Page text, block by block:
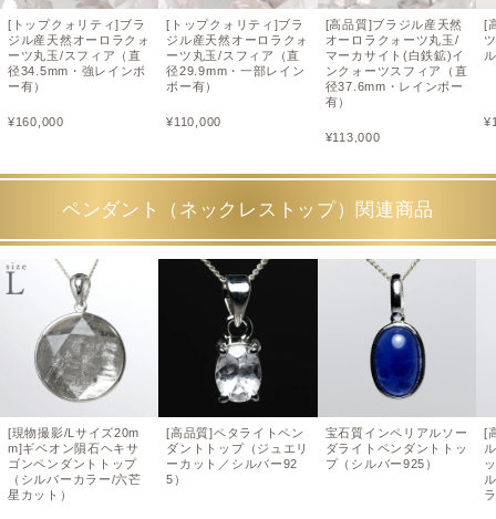
[トップクォリティ]ブラ
ジル産天然オーロラクォ
ーツ丸玉/スフィア（直
径34.5mm・強レインボ
ー有）
¥160,000
[トップクォリティ]ブラ
ジル産天然オーロラクォ
ーツ丸玉/スフィア（直
径29.9mm・一部レイン
ボー有）
¥110,000
[高品質]ブラジル産天然
オーロラクォーツ丸玉/
マーカサイト(白鉄鉱)イ
ンクォーツスフィア（直
径37.6mm・レインボー
有）
¥113,000
[
¥
ペンダント（ネックレストップ）関連商品
[現物撮影/Lサイズ20m
m]ギベオン隕石ヘキサ
ゴンペンダントトップ
（シルバーカラー/六芒
星カット）
[高品質]ペタライトペン
ダントトップ（ジュエリ
ーカット／シルバー92
5）
宝石質インペリアルソー
ダライトペンダントトッ
プ（シルバー925）
[